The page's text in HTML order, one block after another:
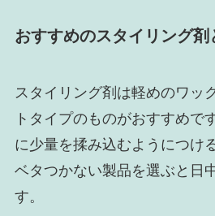
おすすめのスタイリング剤
スタイリング剤は軽めのワッ
トタイプのものがおすすめで
に少量を揉み込むようにつけ
ベタつかない製品を選ぶと日
す。